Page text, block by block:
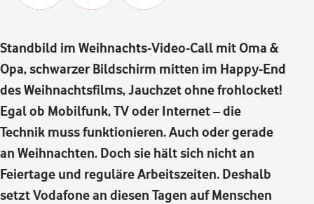
Standbild im Weihnachts-Video-Call mit Oma &
Opa, schwarzer Bildschirm mitten im Happy-End
des Weihnachtsfilms, Jauchzet ohne frohlocket!
Egal ob Mobilfunk, TV oder Internet – die
Technik muss funktionieren. Auch oder gerade
an Weihnachten. Doch sie hält sich nicht an
Feiertage und reguläre Arbeitszeiten. Deshalb
setzt Vodafone an diesen Tagen auf Menschen